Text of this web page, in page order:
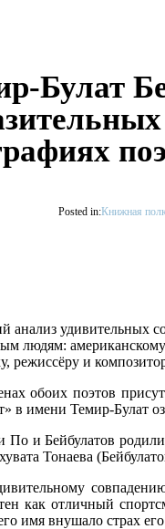
Булат
Posted in:Книжная
анализ удивительных
людям:
режиссёру и
обоих поэтов
в имени Темир-Булат
По и Бейбулатов
Тонаева
как отличный
имя внушало страх